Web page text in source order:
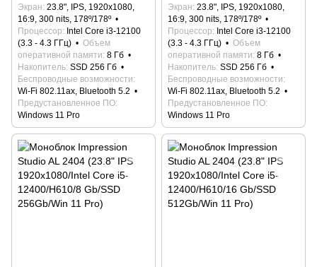
256Gb/Win 11 Pro)
Экран 23.8", IPS, 1920x1080,
16:9, 300 nits, 178º/178º
Процессор
Intel Core i3-12100
(3.3 - 4.3 ГГц)
Объем
оперативной памяти 8 Гб
Накопитель SSD 256 Гб
Беспроводные возможности
Wi-Fi 802.11ax, Bluetooth 5.2
Предустановленное ПО
Windows 11 Pro
256Gb/Win 11 Pro)
Экран 23.8", IPS, 1920x1080,
16:9, 300 nits, 178º/178º
Процессор
Intel Core i3-12100
(3.3 - 4.3 ГГц)
Объем
оперативной памяти 8 Гб
Накопитель SSD 256 Гб
Беспроводные возможности
Wi-Fi 802.11ax, Bluetooth 5.2
Предустановленное ПО
Windows 11 Pro